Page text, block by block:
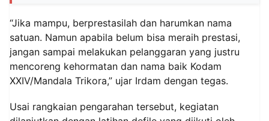
“Jika mampu, berprestasilah dan harumkan nama
satuan. Namun apabila belum bisa meraih prestasi,
jangan sampai melakukan pelanggaran yang justru
mencoreng kehormatan dan nama baik Kodam
XXIV/Mandala Trikora,” ujar Irdam dengan tegas.
Usai rangkaian pengarahan tersebut, kegiatan